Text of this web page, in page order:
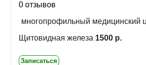
0 отзывов
многопрофильный медицинский
Щитовидная железа 1500 р.
Записаться